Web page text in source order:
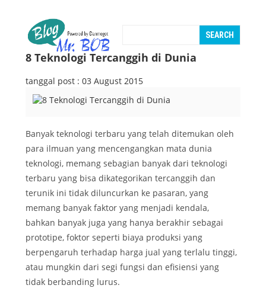
8 Teknologi Tercanggih di Dunia
tanggal post : 03 August 2015
Banyak teknologi terbaru yang telah ditemukan oleh
para ilmuan yang mencengangkan mata dunia
teknologi, memang sebagian banyak dari teknologi
terbaru yang bisa dikategorikan tercanggih dan
terunik ini tidak diluncurkan ke pasaran, yang
memang banyak faktor yang menjadi kendala,
bahkan banyak juga yang hanya berakhir sebagai
prototipe, foktor seperti biaya produksi yang
berpengaruh terhadap harga jual yang terlalu tinggi,
atau mungkin dari segi fungsi dan efisiensi yang
tidak berbanding lurus.